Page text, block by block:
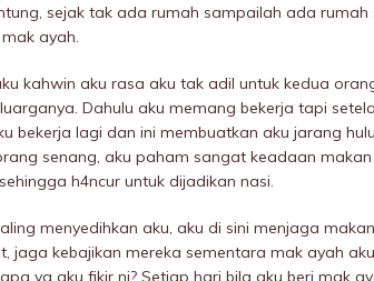
sejak tak ada rumah sampailah ada
ayah.
kahwin aku rasa aku tak adil untuk kedua
Dahulu aku memang bekerja tapi
bekerja lagi dan ini membuatkan aku jarang
senang, aku paham sangat keadaan
h4ncur untuk dijadikan nasi.
menyedihkan aku, aku di sini menjaga
jaga kebajikan mereka sementara mak ayah
yg aku fikir ni? Setiap hari bila aku beri mak